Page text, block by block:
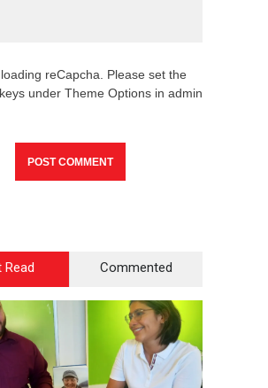
reCapcha. Please set the
under Theme Options in admin
Commented